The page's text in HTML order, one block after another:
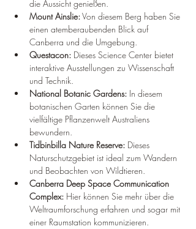
die Aussicht genießen.
Mount Ainslie: Von diesem Berg haben Sie
einen atemberaubenden Blick auf
Canberra und die Umgebung.
Questacon: Dieses Science Center bietet
interaktive Ausstellungen zu Wissenschaft
und Technik.
National Botanic Gardens: In diesem
botanischen Garten können Sie die
vielfältige Pflanzenwelt Australiens
bewundern.
Tidbinbilla Nature Reserve: Dieses
Naturschutzgebiet ist ideal zum Wandern
und Beobachten von Wildtieren.
Canberra Deep Space Communication
Complex: Hier können Sie mehr über die
Weltraumforschung erfahren und sogar mit
einer Raumstation kommunizieren.